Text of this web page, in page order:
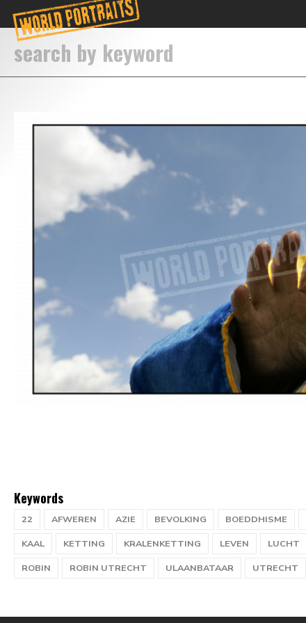
Keywords
22 AFWEREN AZIE BEVOLKING BOEDDHISME
KAAL
KETTING KRALENKETTING LEVEN LUCHT
ROBIN
ROBIN UTRECHT ULAANBATAAR UTRECHT